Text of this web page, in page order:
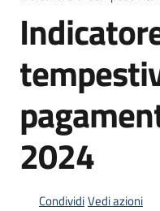
L'Agenzia
Novità
Settori
di
2024
CondividiVedi azioni